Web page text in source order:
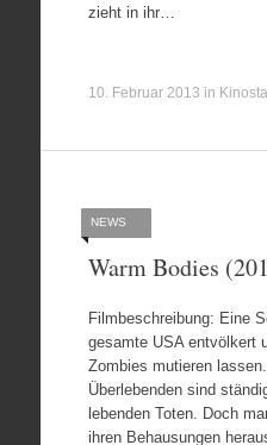
zieht in ihr…
10. Februar 2013 in
NEWS
Warm Bodies
Filmbeschreibung: Eine
gesamte USA entvölkert
Zombies mutieren
Überlebenden sind
lebenden Toten. Doch
ihren Behausungen